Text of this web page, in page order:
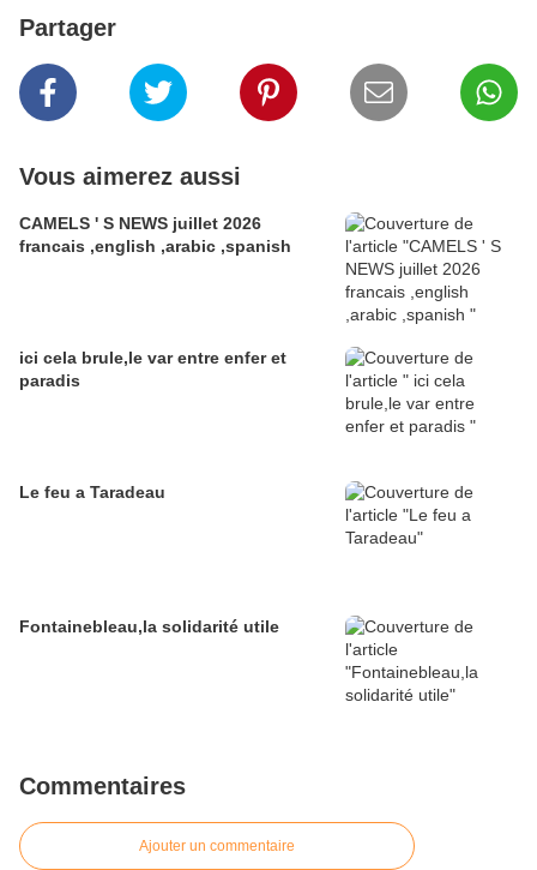
Partager
Vous aimerez aussi
CAMELS ' S NEWS juillet 2026
francais ,english ,arabic ,spanish
ici cela brule,le var entre enfer et
paradis
Le feu a Taradeau
Fontainebleau,la solidarité utile
Commentaires
Ajouter un commentaire